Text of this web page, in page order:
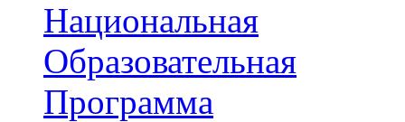
Национальная
Образовательная
Программа